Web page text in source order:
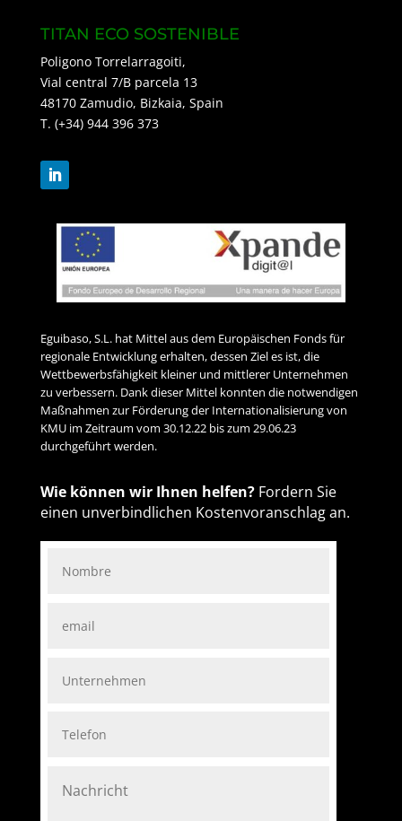
TITAN ECO SOSTENIBLE
Poligono Torrelarragoiti,
Vial central 7/B parcela 13
48170 Zamudio, Bizkaia, Spain
T. (+34) 944 396 373
Eguibaso, S.L. hat Mittel aus dem Europäischen Fonds für
regionale Entwicklung erhalten, dessen Ziel es ist, die
Wettbewerbsfähigkeit kleiner und mittlerer Unternehmen
zu verbessern. Dank dieser Mittel konnten die notwendigen
Maßnahmen zur Förderung der Internationalisierung von
KMU im Zeitraum vom 30.12.22 bis zum 29.06.23
durchgeführt werden.
Wie können wir Ihnen helfen? Fordern Sie
einen unverbindlichen Kostenvoranschlag an.